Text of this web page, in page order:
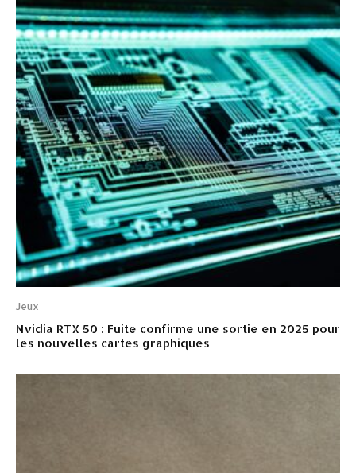
Jeux
Nvidia RTX 50 : Fuite confirme une sortie en 2025 pour
les nouvelles cartes graphiques